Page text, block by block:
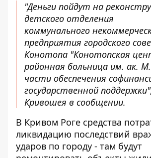
"Деньги пойдут на
детского отделения
коммунального
предприятия городского
Конотопа "Конотопская
районная больница им. ак.
части обеспечения
государственной
Кривошея в сообщении.
В Кривом Роге средства
ликвидацию последствий
ударов по городу - там будут